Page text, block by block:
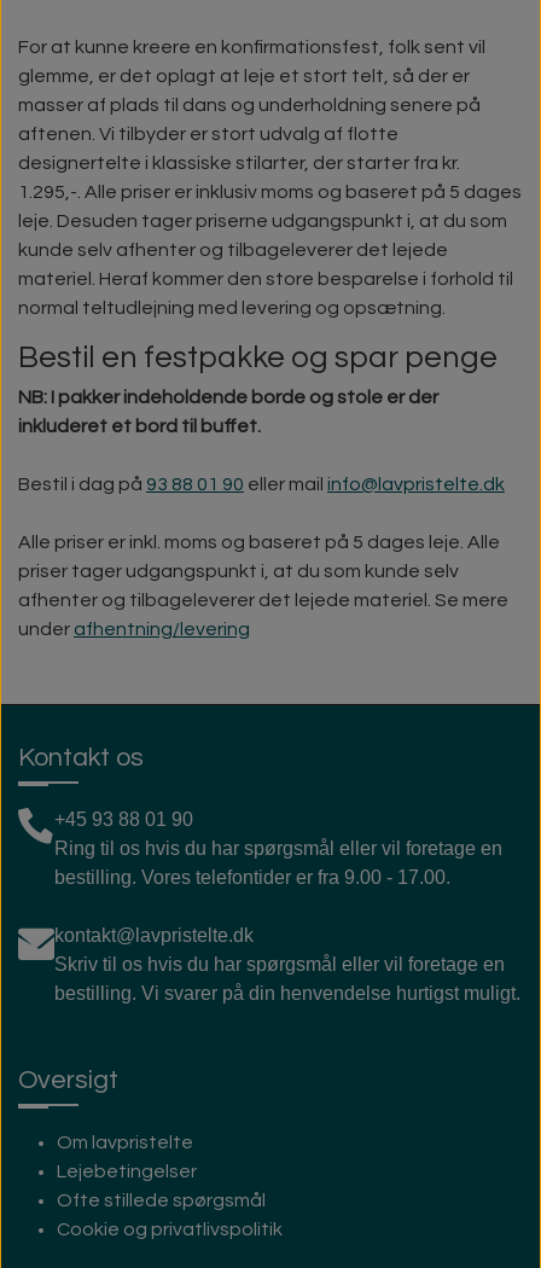
For at kunne kreere en konfirmationsfest, folk sent vil
glemme, er det oplagt at leje et stort telt, så der er
masser af plads til dans og underholdning senere på
aftenen. Vi tilbyder er stort udvalg af flotte
designertelte i klassiske stilarter, der starter fra kr.
1.295,-. Alle priser er inklusiv moms og baseret på 5 dages
leje. Desuden tager priserne udgangspunkt i, at du som
kunde selv afhenter og tilbageleverer det lejede
materiel. Heraf kommer den store besparelse i forhold til
normal teltudlejning med levering og opsætning.
Bestil en festpakke og spar penge
NB: I pakker indeholdende borde og stole er der
inkluderet et bord til buffet.
Bestil i dag på 93 88 01 90 eller mail info@lavpristelte.dk
Alle priser er inkl. moms og baseret på 5 dages leje. Alle
priser tager udgangspunkt i, at du som kunde selv
afhenter og tilbageleverer det lejede materiel. Se mere
under afhentning/levering
Kontakt os
+45 93 88 01 90
Ring til os hvis du har spørgsmål eller vil foretage en
bestilling. Vores telefontider er fra 9.00 - 17.00.
kontakt@lavpristelte.dk
Skriv til os hvis du har spørgsmål eller vil foretage en
bestilling. Vi svarer på din henvendelse hurtigst muligt.
Oversigt
Om lavpristelte
Lejebetingelser
Ofte stillede spørgsmål
Cookie og privatlivspolitik